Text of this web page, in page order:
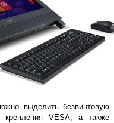
выделить безвинтовую
крепления VESA, а также